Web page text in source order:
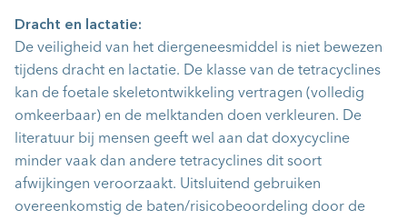
Dracht en lactatie:
De veiligheid van het diergeneesmiddel is niet bewezen
tijdens dracht en lactatie. De klasse van de tetracyclines
kan de foetale skeletontwikkeling vertragen (volledig
omkeerbaar) en de melktanden doen verkleuren. De
literatuur bij mensen geeft wel aan dat doxycycline
minder vaak dan andere tetracyclines dit soort
afwijkingen veroorzaakt. Uitsluitend gebruiken
overeenkomstig de baten/risicobeoordeling door de